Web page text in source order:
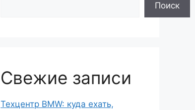
Поиск
Свежие записи
Техцентр BMW: куда ехать,